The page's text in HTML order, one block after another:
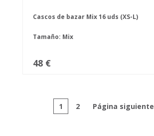
Cascos de bazar Mix 16 uds (XS-L)
Tamaño: Mix
48 €
1 2 Página siguiente